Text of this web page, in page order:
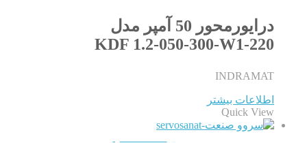
درایورمحور 50 آمپر مدل
KDF 1.2-050-300-W1-220
INDRAMAT
اطلاعات بیشتر
Quick View